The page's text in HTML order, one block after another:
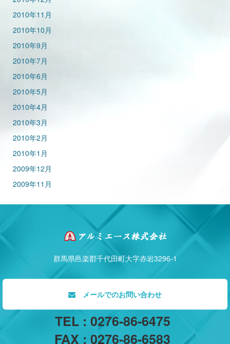
2010年11月
2010年10月
2010年9月
2010年7月
2010年6月
2010年5月
2010年4月
2010年3月
2010年2月
2010年1月
2009年12月
2009年11月
群馬県邑楽郡千代田町大字赤岩3296-1
メールでのお問い合わせ
TEL : 0276-86-6475
FAX : 0276-86-6583